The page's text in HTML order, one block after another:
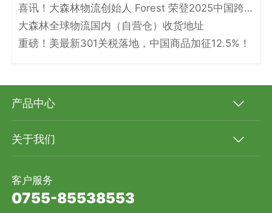
喜讯！大森林物流创始人 Forest 荣登2025中国跨境电商物流名人堂！
大森林全球物流国内（自营仓）收货地址
重磅！美最新301关税落地，中国商品加征12.5%！
产品中心
关于我们
客户服务
0755-85538553